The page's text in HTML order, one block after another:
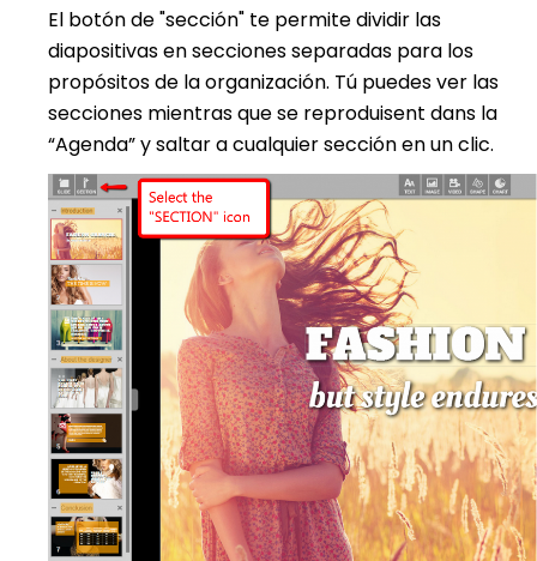
El botón de "sección" te permite dividir las
diapositivas en secciones separadas para los
propósitos de la organización. Tú puedes ver las
secciones mientras que se reproduisent dans la
“Agenda” y saltar a cualquier sección en un clic.